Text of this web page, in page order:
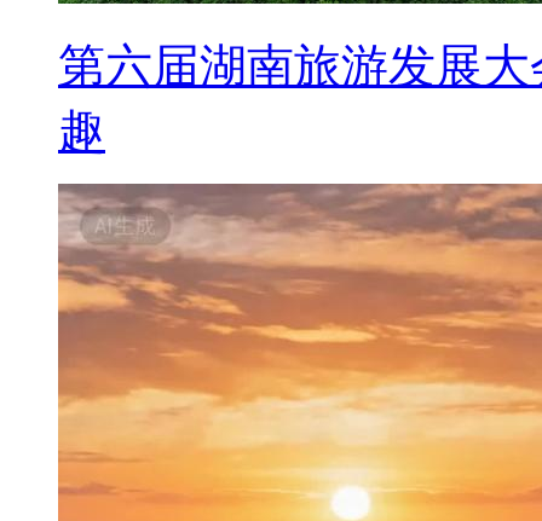
第六届湖南旅游发展
趣